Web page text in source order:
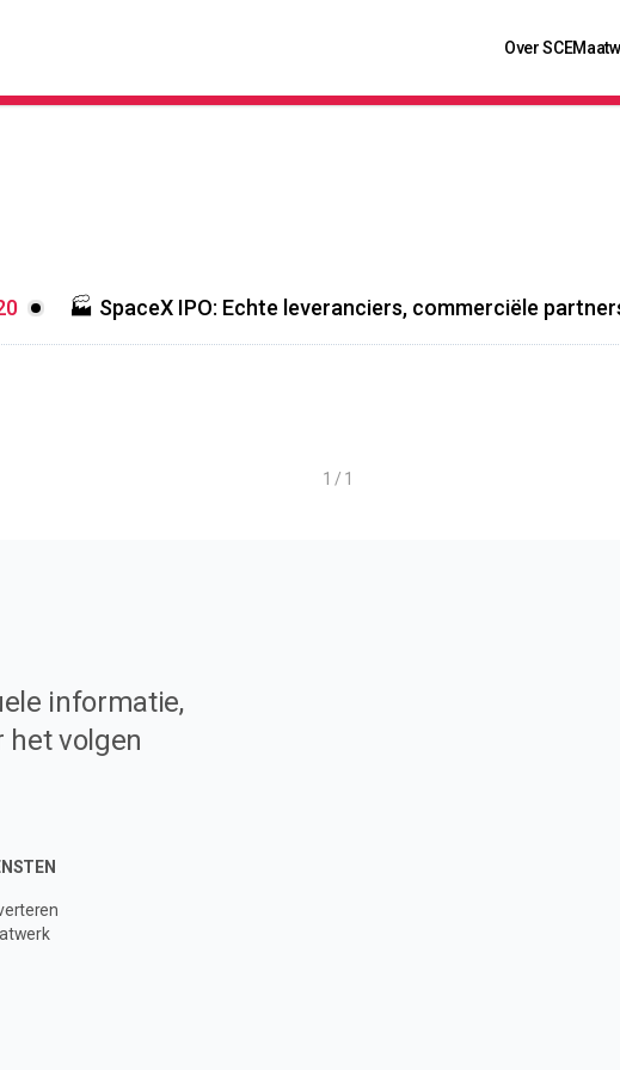
Over SCE
🏭 SpaceX IPO: Echte leveranciers, commerciële
1 / 1
informatie,
volgen